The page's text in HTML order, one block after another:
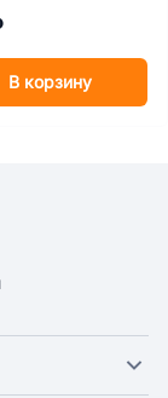
В корзину